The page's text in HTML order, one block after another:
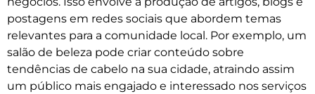
postagens em redes sociais que abordem temas
relevantes para a comunidade local. Por exemplo, um
salão de beleza pode criar conteúdo sobre
tendências de cabelo na sua cidade, atraindo assim
um público mais engajado e interessado nos serviços